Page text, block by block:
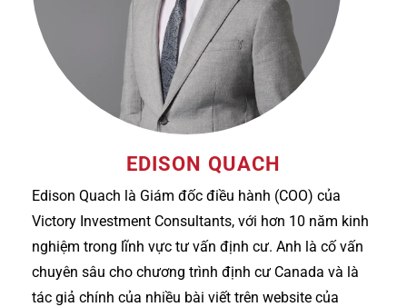
EDISON QUACH
Edison Quach là Giám đốc điều hành (COO) của
Victory Investment Consultants, với hơn 10 năm kinh
nghiệm trong lĩnh vực tư vấn định cư. Anh là cố vấn
chuyên sâu cho chương trình định cư Canada và là
tác giả chính của nhiều bài viết trên website của